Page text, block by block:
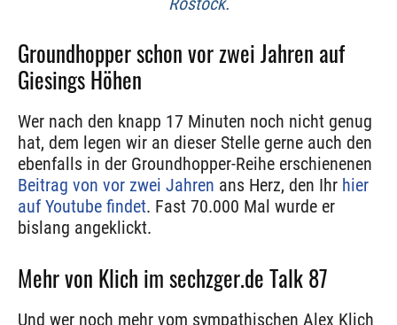
Groundhopper schon vor zwei Jahren auf
Giesings Höhen
Wer nach den knapp 17 Minuten noch nicht genug
hat, dem legen wir an dieser Stelle gerne auch den
ebenfalls in der Groundhopper-Reihe erschienenen
Beitrag von vor zwei Jahren ans Herz, den Ihr hier
auf Youtube findet. Fast 70.000 Mal wurde er
bislang angeklickt.
Mehr von Klich im sechzger.de Talk 87
Und wer noch mehr vom sympathischen Alex Klich